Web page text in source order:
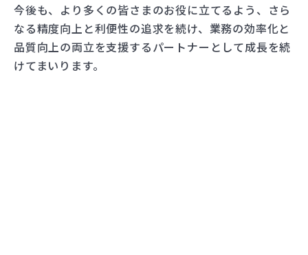
今後も、より多くの皆さまのお役に立てるよう、さら
なる精度向上と利便性の追求を続け、業務の効率化と
品質向上の両立を支援するパートナーとして成長を続
けてまいります。